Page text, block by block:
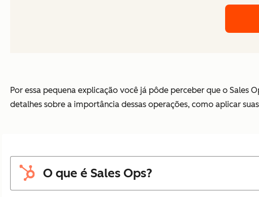
Por essa pequena explicação você já pôde perceber que o
detalhes sobre a importância dessas operações, como aplicar
O que é Sales Ops?